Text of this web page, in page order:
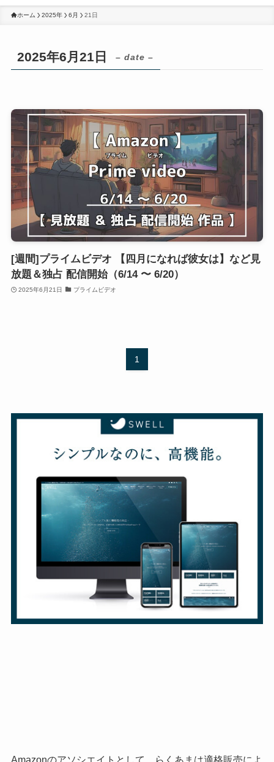
ホーム 2025年 6月 21日
2025年6月21日 – date –
[週間]プライムビデオ 【四月になれば彼女は】など見
放題＆独占 配信開始（6/14 〜 6/20）
2025年6月21日 プライムビデオ
1
Amazonのアソシエイトとして、らくあまは適格販売によ